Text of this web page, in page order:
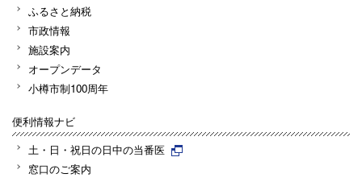
ふるさと納税
市政情報
施設案内
オープンデータ
小樽市制100周年
便利情報ナビ
土・日・祝日の日中の当番医
窓口のご案内